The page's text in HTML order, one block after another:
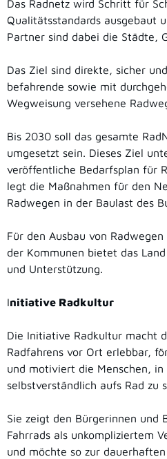
Das Radnetz wird Schritt für
Qualitätsstandards ausgebaut
Partner sind dabei die Städte,
Das Ziel sind direkte, sicher
befahrende sowie mit
Wegweisung versehene
Bis 2030 soll das gesamte
umgesetzt sein. Dieses Ziel
veröffentliche Bedarfsplan für
legt die Maßnahmen für den
Radwegen in der Baulast des
Für den Ausbau von
der Kommunen bietet das
und Unterstützung.
Initiative Radkultur
Die Initiative Radkultur macht
Radfahrens vor Ort erlebbar,
und motiviert die Menschen,
selbstverständlich aufs Rad zu
Sie zeigt den Bürgerinnen und
Fahrrads als unkompliziertem
und möchte so zur